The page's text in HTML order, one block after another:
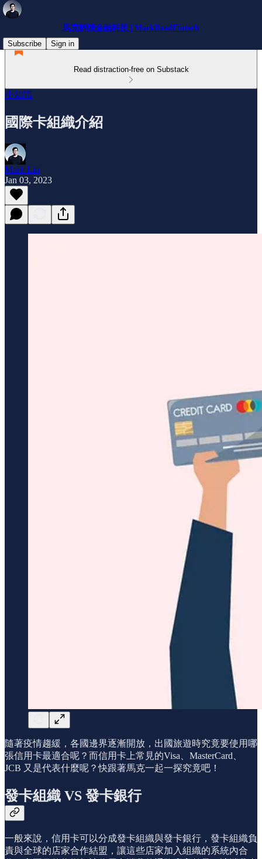
馬克解讀金融科技 | MarkReadFintech
Subscribe
Sign in
Read distraction-free on Substack
小知識
國際卡組織介紹
Mark Lin
Jan 03, 2023
隨著疫情趨緩，各國邊界逐漸開放，出國旅遊時究竟要使用哪
張信用卡最適合呢？而信用卡上常見的Visa、MasterCard、
JCB 又是代表什麼呢？快跟著馬克一起一探究竟吧！
發卡組織 VS 發卡銀行
一般來說，信用卡可以分成發卡組織與發卡銀行，發卡組織負
責與全球的店家合作結盟，讓這些店家加入組織的系統內合